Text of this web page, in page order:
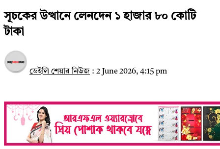
সূচকের উত্থানে লেনদেন ১ হাজার ৮০ কোটি
টাকা
ডেইলি শেয়ার নিউজ : 2 June 2026, 4:15 pm